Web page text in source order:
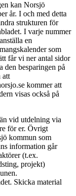
kan Norsjö
år. I och med detta
strukturen för
I varje nummer
en
som
får vi ner antal sidor
den besparingen på
att
kommer att
visas också på
vid utdelning via
för er. Övrigt
kommun som
information går
(t.ex.
projekt)
Skicka material